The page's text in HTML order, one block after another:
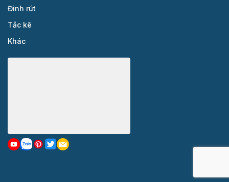
Đinh rút
Tắc kê
Khác